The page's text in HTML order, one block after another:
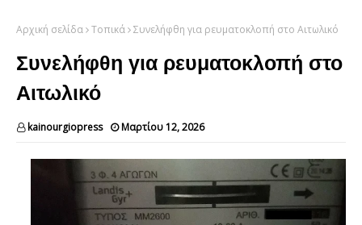
Αρχική σελίδα Τοπικά Συνελήφθη για ρευματοκλοπή στο Αιτωλικό
Συνελήφθη για ρευματοκλοπή στο
Αιτωλικό
kainourgiopress Μαρτίου 12, 2026